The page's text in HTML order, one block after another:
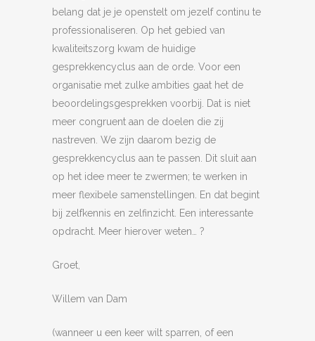
belang dat je je openstelt om jezelf continu te
professionaliseren. Op het gebied van
kwaliteitszorg kwam de huidige
gesprekkencyclus aan de orde. Voor een
organisatie met zulke ambities gaat het de
beoordelingsgesprekken voorbij. Dat is niet
meer congruent aan de doelen die zij
nastreven. We zijn daarom bezig de
gesprekkencyclus aan te passen. Dit sluit aan
op het idee meer te zwermen; te werken in
meer flexibele samenstellingen. En dat begint
bij zelfkennis en zelfinzicht. Een interessante
opdracht. Meer hierover weten… ?
Groet,
Willem van Dam
(wanneer u een keer wilt sparren, of een